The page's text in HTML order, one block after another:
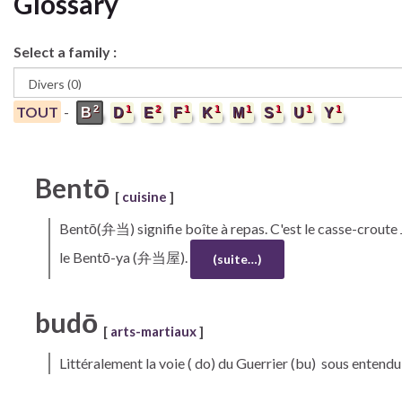
Select a family :
TOUT - B2 D1 E2 F1 K1 M1 S1 U1 Y1
Bentō [ cuisine ]
Bentō(弁当) signifie boîte à repas. C'est le casse-
le Bentō-ya (弁当屋).
(suite…)
budō [ arts-martiaux]
Littéralement la voie ( do) du Guerrier (bu) sous